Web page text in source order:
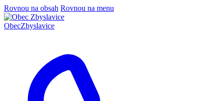
Rovnou na obsah Rovnou na menu
ObecZbyslavice